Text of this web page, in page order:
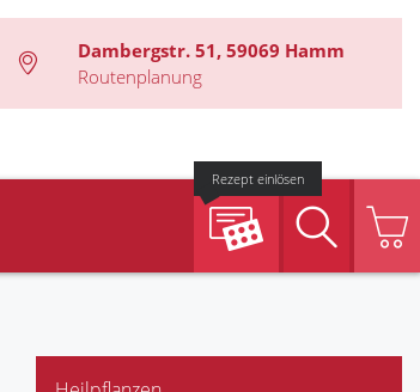
Dambergstr. 51, 59069 Hamm
Routenplanung
Rezept einlösen
Suche